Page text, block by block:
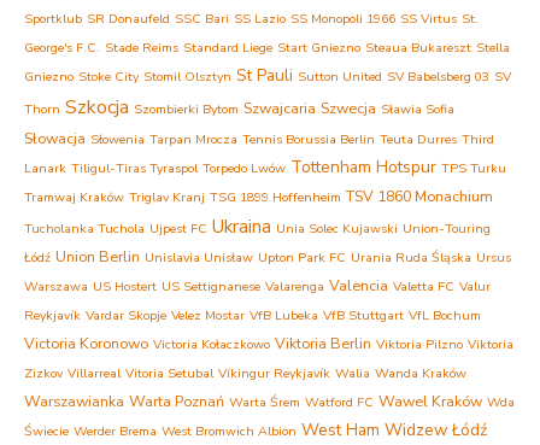
Sportklub SR Donaufeld SSC Bari SS Lazio SS Monopoli 1966 SS Virtus St.
George's F.C. Stade Reims Standard Liege Start Gniezno Steaua Bukareszt Stella
Gniezno Stoke City Stomil Olsztyn St Pauli Sutton United SV Babelsberg 03 SV
Thorn Szkocja Szombierki Bytom Szwajcaria Szwecja Sławia Sofia
Słowacja Słowenia Tarpan Mrocza Tennis Borussia Berlin Teuta Durres Third
Lanark Tiligul-Tiras Tyraspol Torpedo Lwów Tottenham Hotspur TPS Turku
Tramwaj Kraków Triglav Kranj TSG 1899 Hoffenheim TSV 1860 Monachium
Tucholanka Tuchola Ujpest FC Ukraina Unia Solec Kujawski Union-Touring
Łódź Union Berlin Unislavia Unisław Upton Park FC Urania Ruda Śląska Ursus
Warszawa US Hostert US Settignanese Valarenga Valencia Valetta FC Valur
Reykjavík Vardar Skopje Velez Mostar VfB Lubeka VfB Stuttgart VfL Bochum
Victoria Koronowo Victoria Kołaczkowo Viktoria Berlin Viktoria Pilzno Viktoria
Zizkov Villarreal Vitoria Setubal Víkingur Reykjavík Walia Wanda Kraków
Warszawianka Warta Poznań Warta Śrem Watford FC Wawel Kraków Wda
Świecie Werder Brema West Bromwich Albion West Ham Widzew Łódź